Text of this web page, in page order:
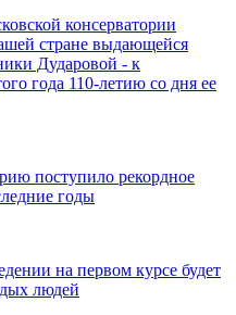
консерватории
стране выдающейся
Дударовой - к
года 110-летию со дня ее
поступило рекордное
годы
на первом курсе будет
людей